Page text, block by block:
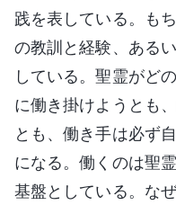
践を表している。も
の教訓と経験、ある
している。聖霊がど
に働き掛けようとも
とも、働き手は必ず
になる。働くのは聖
基盤としている。な